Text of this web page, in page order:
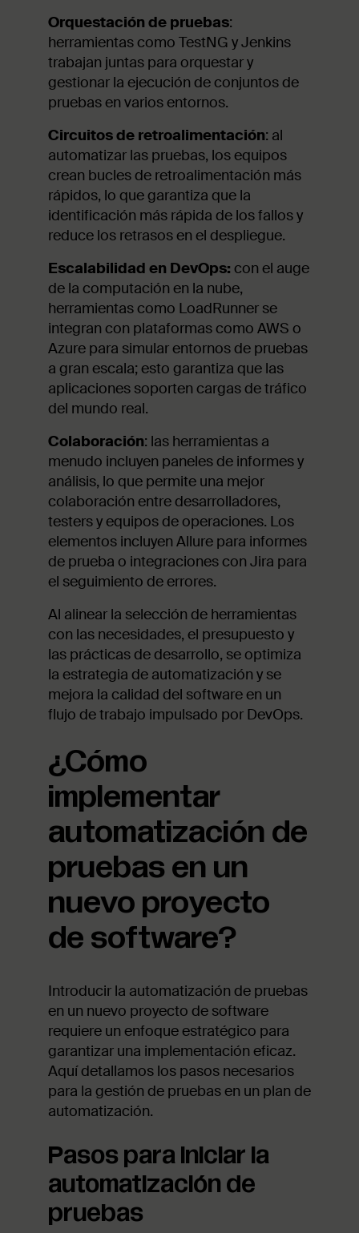
Orquestación de pruebas:
herramientas como TestNG y Jenkins
trabajan juntas para orquestar y
gestionar la ejecución de conjuntos de
pruebas en varios entornos.
Circuitos de retroalimentación: al
automatizar las pruebas, los equipos
crean bucles de retroalimentación más
rápidos, lo que garantiza que la
identificación más rápida de los fallos y
reduce los retrasos en el despliegue.
Escalabilidad en DevOps: con el auge
de la computación en la nube,
herramientas como LoadRunner se
integran con plataformas como AWS o
Azure para simular entornos de pruebas
a gran escala; esto garantiza que las
aplicaciones soporten cargas de tráfico
del mundo real.
Colaboración: las herramientas a
menudo incluyen paneles de informes y
análisis, lo que permite una mejor
colaboración entre desarrolladores,
testers y equipos de operaciones. Los
elementos incluyen Allure para informes
de prueba o integraciones con Jira para
el seguimiento de errores.
Al alinear la selección de herramientas
con las necesidades, el presupuesto y
las prácticas de desarrollo, se optimiza
la estrategia de automatización y se
mejora la calidad del software en un
flujo de trabajo impulsado por DevOps.
¿Cómo
implementar
automatización de
pruebas en un
nuevo proyecto
de software?
Introducir la automatización de pruebas
en un nuevo proyecto de software
requiere un enfoque estratégico para
garantizar una implementación eficaz.
Aquí detallamos los pasos necesarios
para la gestión de pruebas en un plan de
automatización.
Pasos para iniciar la
automatización de
pruebas